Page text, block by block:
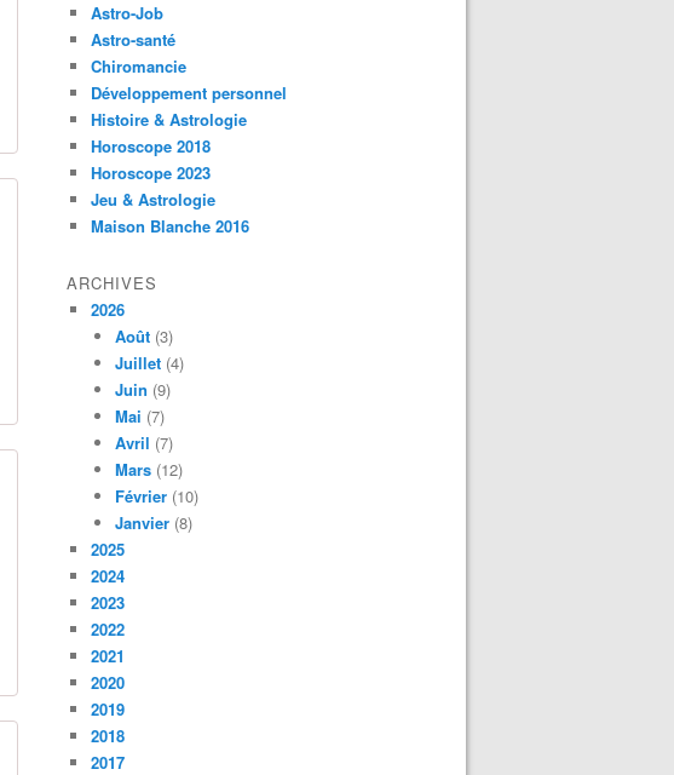
Astro-Job
Astro-santé
Chiromancie
Développement personnel
Histoire & Astrologie
Horoscope 2018
Horoscope 2023
Jeu & Astrologie
Maison Blanche 2016
ARCHIVES
2026
Août (3)
Juillet (4)
Juin (9)
Mai (7)
Avril (7)
Mars (12)
Février (10)
Janvier (8)
2025
2024
2023
2022
2021
2020
2019
2018
2017